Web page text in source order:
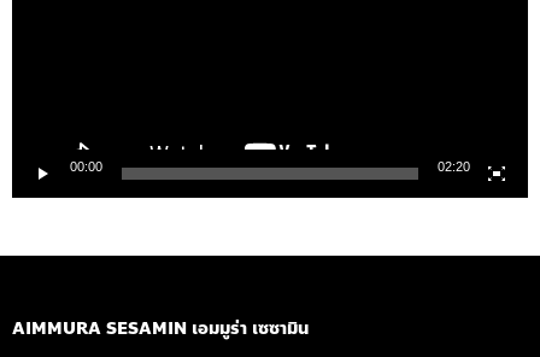
00:00 02:20
AIMMURA SESAMIN เอมมูร่า เซซามิน